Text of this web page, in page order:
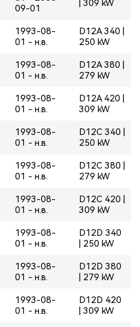
09-01
| 309 kW
1993-08-
01 - н.в.
D12A 340 |
250 kW
1993-08-
01 - н.в.
D12A 380 |
279 kW
1993-08-
01 - н.в.
D12A 420 |
309 kW
1993-08-
01 - н.в.
D12C 340 |
250 kW
1993-08-
01 - н.в.
D12C 380 |
279 kW
1993-08-
01 - н.в.
D12C 420 |
309 kW
1993-08-
01 - н.в.
D12D 340
| 250 kW
1993-08-
01 - н.в.
D12D 380
| 279 kW
1993-08-
01 - н.в.
D12D 420
| 309 kW